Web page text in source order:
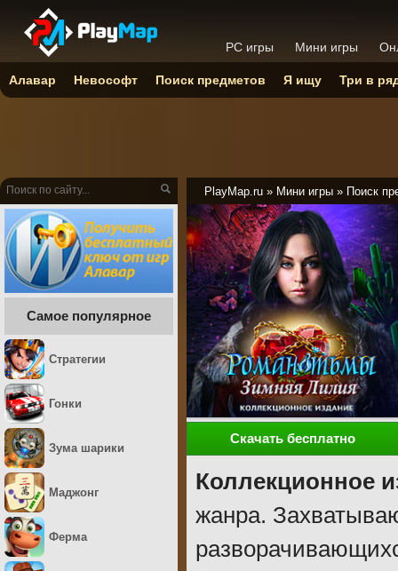
PlayMap.ru » Мини игры » Поиск
Скачать бесплатно
Коллекционное
жанра.
Самое популярное
Стратегии
Гонки
Зума шарики
Маджонг
Ферма
PC игры Мини игры
Алавар Невософт Поиск предметов Я ищу Три в